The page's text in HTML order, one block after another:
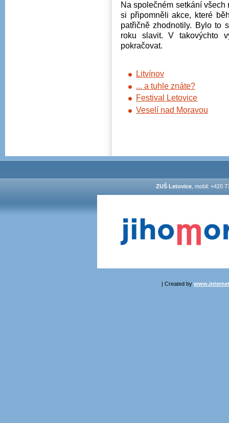
Na společném setkání
si připomněli akce, které
patřičně zhodnotily. Bylo to
roku slavit. V takovýchto
pokračovat.
Litvínov
... a tuhle znáte?
Festival Letovice
Veselí nad Moravou
ZUŠ Letovice, mobil: +420
| Created by